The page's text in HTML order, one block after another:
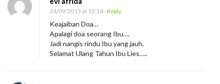
24/09/2013 at 13:14- Reply
Keajaiban Doa…
Apalagi doa seorang Ibu….
Jadi nangis rindu Ibu yang jauh.
Selamat Ulang Tahun Ibu Lies…..